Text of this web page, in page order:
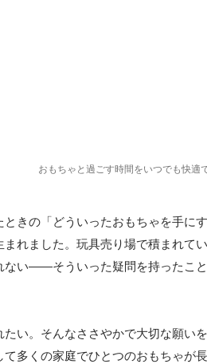
おもちゃと過ごす時間をいつでも快適
きの「どういったおもちゃを手に
れました。玩具売り場で積まれて
ない――そういった疑問を持ったこ
い。そんなささやかで大切な願い
多くの家庭でひとつのおもちゃが